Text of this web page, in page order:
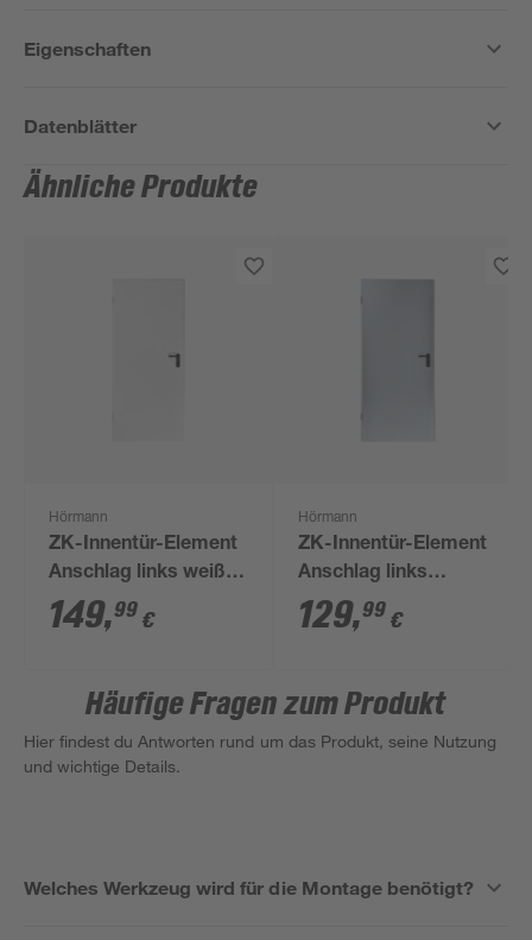
Eigenschaften
Datenblätter
Ähnliche Produkte
Hörmann
ZK-Innentür-Element
Anschlag links weiß
75 x 200 cm
149,99 €
Hörmann
ZK-Innentür-Element
Anschlag links
verzinkt 87,5 x 187,5
cm
129,99 €
Häufige Fragen zum Produkt
Hier findest du Antworten rund um das Produkt, seine Nutzung
und wichtige Details.
Welches Werkzeug wird für die Montage benötigt?